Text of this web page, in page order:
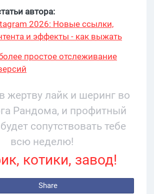
автора:
2026: Новые ссылки,
и эффекты - как выжать
простое отслеживание
жертву лайк и шеринг во
Рандома, и профитный
сопутствовать тебе
всю неделю!
котики, завод!
Share